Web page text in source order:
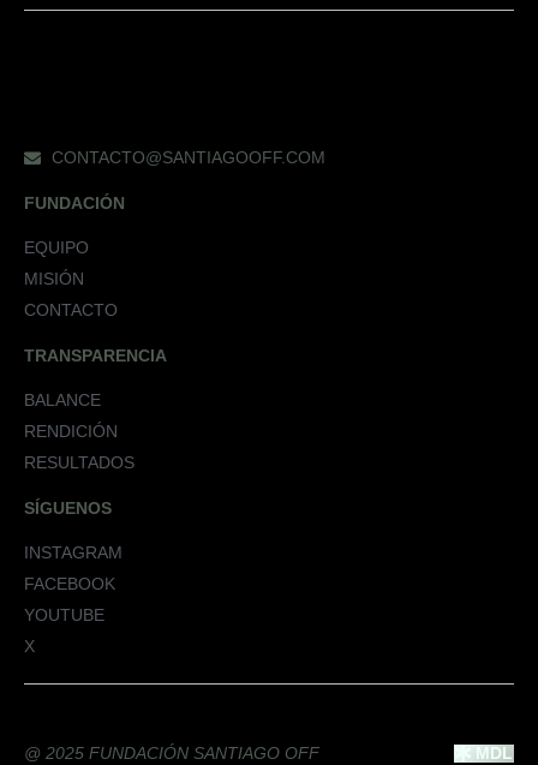
CONTACTO@SANTIAGOOFF.COM
FUNDACIÓN
EQUIPO
MISIÓN
CONTACTO
TRANSPARENCIA
BALANCE
RENDICIÓN
RESULTADOS
SÍGUENOS
INSTAGRAM
FACEBOOK
YOUTUBE
X
@ 2025 FUNDACIÓN SANTIAGO OFF MDL